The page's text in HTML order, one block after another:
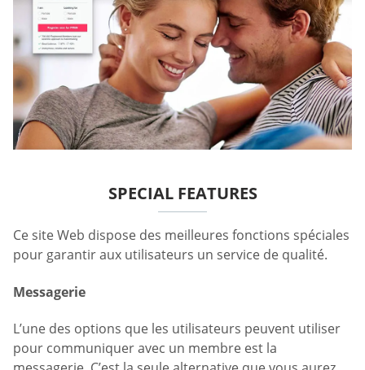
SPECIAL FEATURES
Ce site Web dispose des meilleures fonctions spéciales
pour garantir aux utilisateurs un service de qualité.
Messagerie
L’une des options que les utilisateurs peuvent utiliser
pour communiquer avec un membre est la